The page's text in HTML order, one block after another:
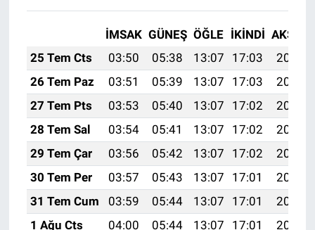
İMSAK GÜNEŞ ÖĞLE İKINDI AKŞAM
25 Tem Cts
03:50 05:38 13:07 17:03
20:26
26 Tem Paz
03:51 05:39 13:07 17:03
20:25
27 Tem Pts
03:53 05:40 13:07 17:02
20:24
28 Tem Sal
03:54 05:41 13:07 17:02
20:23
29 Tem Çar
03:56 05:42 13:07 17:02
20:22
30 Tem Per
03:57 05:43 13:07 17:01
20:21
31 Tem Cum
03:59 05:44 13:07 17:01
20:20
1 Ağu Cts
04:00 05:44 13:07 17:01
20:19